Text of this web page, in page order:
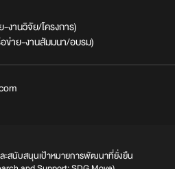
านวิจัย/โครงการ)
ข่าย-งานสัมมนา/อบรม)
ะสนับสนุนเป้าหมายการพัฒนาที่ยั่งยืน